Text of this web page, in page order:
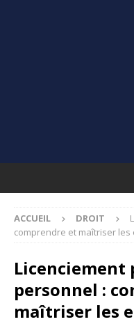
ACCUEIL DROIT
comprendre et maîtriser les
personnel :
maîtriser les